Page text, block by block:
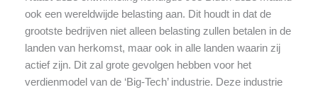
ook een wereldwijde belasting aan. Dit houdt in dat de
grootste bedrijven niet alleen belasting zullen betalen in de
landen van herkomst, maar ook in alle landen waarin zij
actief zijn. Dit zal grote gevolgen hebben voor het
verdienmodel van de ‘Big-Tech’ industrie. Deze industrie